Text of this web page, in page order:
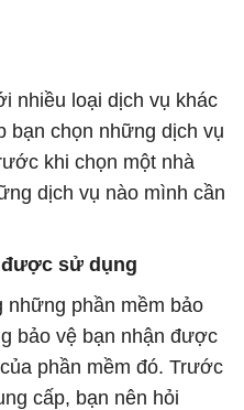
nhiều loại dịch vụ khác
bạn chọn những dịch vụ
khi chọn một nhà
dịch vụ nào mình cần
được sử dụng
những phần mềm bảo
bảo vệ bạn nhận được
phần mềm đó. Trước
cấp, bạn nên hỏi